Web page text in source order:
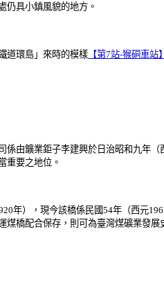
仍具小鎮風貌的地方。
道環島」來時的模樣 【第7站-猴硐車站】
由鑛業鉅子李建興於日治昭和九年
重要之地位。
年），現今該橋係民國54年（西
橋配合保存，則可為臺灣煤礦業發展